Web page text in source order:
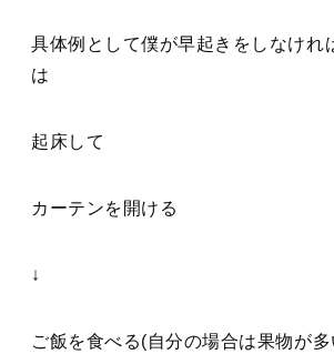
具体例として僕が早起きをしなけれ
は
起床して
カーテンを開ける
↓
ご飯を食べる(自分の場合は果物が